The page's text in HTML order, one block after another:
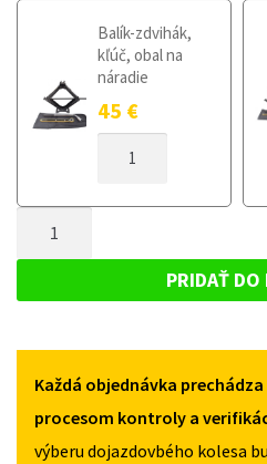
Balík-zdvihák,
kľúč, obal na
náradie
45 €
DOJAZDOVÉ
CHEVROLET
2011-
125/70R16
CHEVROLET
2014
125/70R16
5X105
PRIDAŤ
Každá objednávka
procesom kontroly a
výberu dojazdovbého kolesa